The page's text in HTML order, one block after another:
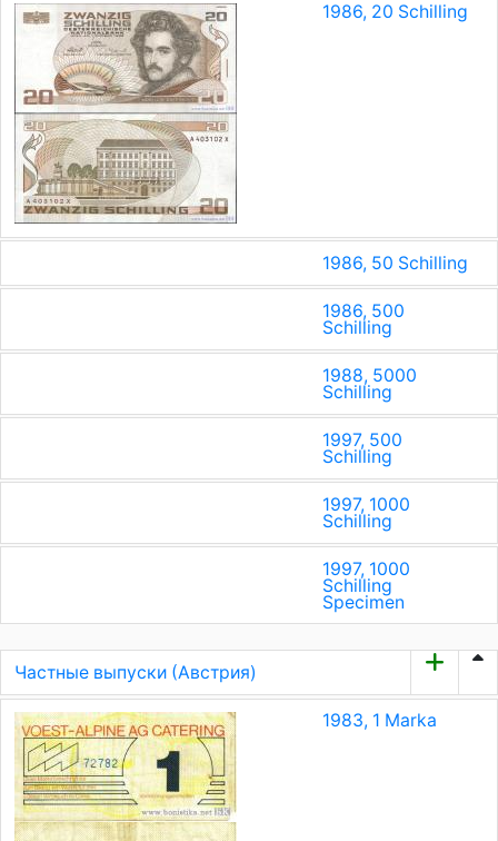
1986, 20 Schilling
1986, 50 Schilling
1986, 500
Schilling
1988, 5000
Schilling
1997, 500
Schilling
1997, 1000
Schilling
1997, 1000
Schilling
Specimen
Частные выпуски (Австрия)
1983, 1 Marka